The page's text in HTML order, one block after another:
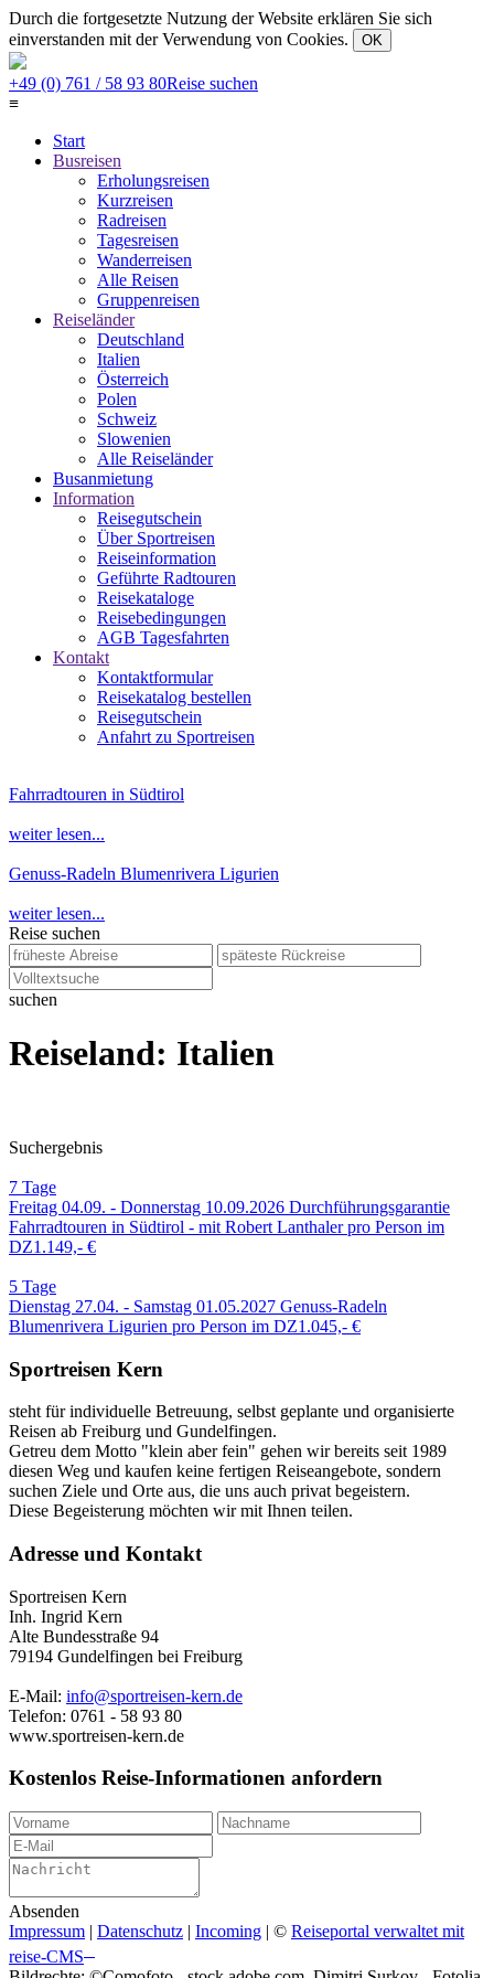
Durch die fortgesetzte Nutzung der Website erklären Sie sich
einverstanden mit der Verwendung von Cookies.
OK
+49 (0) 761 / 58 93 80Reise suchen
≡
Start
Busreisen
Erholungsreisen
Kurzreisen
Radreisen
Tagesreisen
Wanderreisen
Alle Reisen
Gruppenreisen
Reiseländer
Deutschland
Italien
Österreich
Polen
Schweiz
Slowenien
Alle Reiseländer
Busanmietung
Information
Reisegutschein
Über Sportreisen
Reiseinformation
Geführte Radtouren
Reisekataloge
Reisebedingungen
AGB Tagesfahrten
Kontakt
Kontaktformular
Reisekatalog bestellen
Reisegutschein
Anfahrt zu Sportreisen
Fahrradtouren in Südtirol
weiter lesen...
Genuss-Radeln Blumenrivera Ligurien
weiter lesen...
Reise suchen
suchen
Reiseland: Italien
Suchergebnis
7 Tage
Freitag 04.09. - Donnerstag 10.09.2026 Durchführungsgarantie
Fahrradtouren in Südtirol - mit Robert Lanthaler pro Person im
DZ1.149,- €
5 Tage
Dienstag 27.04. - Samstag 01.05.2027 Genuss-Radeln
Blumenrivera Ligurien pro Person im DZ1.045,- €
Sportreisen Kern
steht für individuelle Betreuung, selbst geplante und organisierte
Reisen ab Freiburg und Gundelfingen.
Getreu dem Motto "klein aber fein" gehen wir bereits seit 1989
diesen Weg und kaufen keine fertigen Reiseangebote, sondern
suchen Ziele und Orte aus, die uns auch privat begeistern.
Diese Begeisterung möchten wir mit Ihnen teilen.
Adresse und Kontakt
Sportreisen Kern
Inh. Ingrid Kern
Alte Bundesstraße 94
79194 Gundelfingen bei Freiburg
E-Mail: info@sportreisen-kern.de
Telefon: 0761 - 58 93 80
www.sportreisen-kern.de
Kostenlos Reise-Informationen anfordern
Absenden
Impressum | Datenschutz | Incoming | © Reiseportal verwaltet mit
reise-CMS